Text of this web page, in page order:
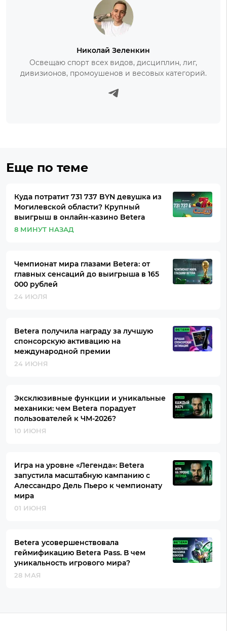
Николай Зеленкин
Освещаю спорт всех видов, дисциплин, лиг,
дивизионов, промоушенов и весовых категорий.
Еще по теме
Куда потратит 731 737 BYN девушка из
Могилевской области? Крупный
выигрыш в онлайн-казино Betera
8 МИНУТ НАЗАД
Чемпионат мира глазами Betera: от
главных сенсаций до выигрыша в 165
000 рублей
24 ИЮЛЯ
Betera получила награду за лучшую
спонсорскую активацию на
международной премии
24 ИЮНЯ
Эксклюзивные функции и уникальные
механики: чем Betera порадует
пользователей к ЧМ-2026?
10 ИЮНЯ
Игра на уровне «Легенда»: Betera
запустила масштабную кампанию с
Алессандро Дель Пьеро к чемпионату
мира
01 ИЮНЯ
Betera усовершенствовала
геймификацию Betera Pass. В чем
уникальность игрового мира?
28 МАЯ